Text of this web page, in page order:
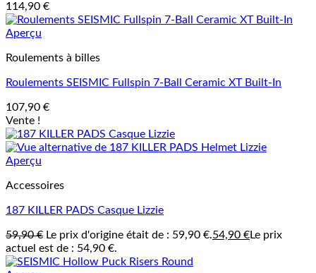
114,90 €
Aperçu
Roulements à billes
Roulements SEISMIC Fullspin 7-Ball Ceramic XT Built-In
107,90 €
Vente !
Aperçu
Accessoires
187 KILLER PADS Casque Lizzie
59,90€ Le prix d'origine était de : 59,90 €.54,90 €Le prix
actuel est de : 54,90 €.